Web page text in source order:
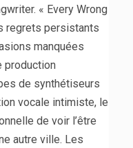
« Every Wrong
regrets persistants
manquées
production
de synthétiseurs
vocale intimiste, le
de voir l’être
autre ville. Les